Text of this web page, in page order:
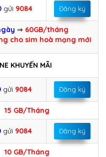
gửi 9084 Đăng ký
⇒ 60GB/tháng
cho sim hoà mạng mới
KHUYẾN MÃI
gửi 9084 Đăng ký
15 GB/Tháng
gửi 9084 Đăng ký
10 GB/Tháng